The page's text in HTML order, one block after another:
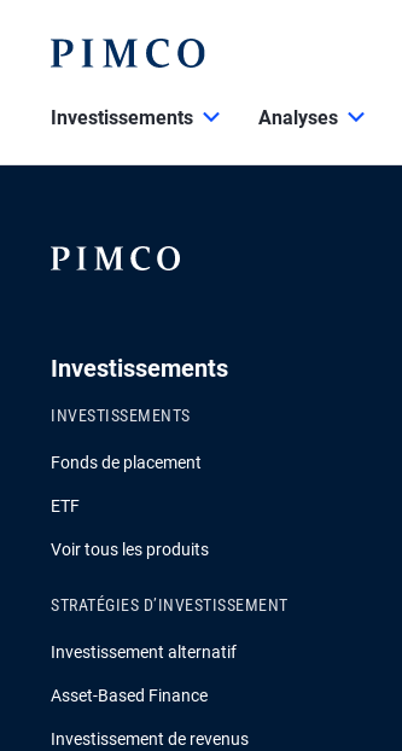
Investissements Analyses
Investissements
INVESTISSEMENTS
Fonds de placement
ETF
Voir tous les produits
STRATÉGIES D’INVESTISSEMENT
Investissement alternatif
Asset-Based Finance
Investissement de revenus